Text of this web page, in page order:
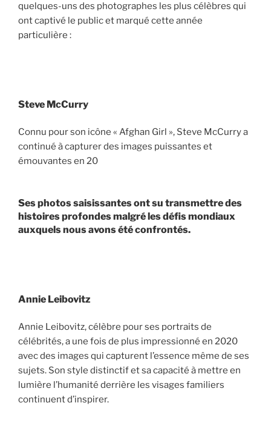
quelques-uns des photographes les plus célèbres qui
ont captivé le public et marqué cette année
particulière :
Steve McCurry
Connu pour son icône « Afghan Girl », Steve McCurry a
continué à capturer des images puissantes et
émouvantes en 20
Ses photos saisissantes ont su transmettre des
histoires profondes malgré les défis mondiaux
auxquels nous avons été confrontés.
Annie Leibovitz
Annie Leibovitz, célèbre pour ses portraits de
célébrités, a une fois de plus impressionné en 2020
avec des images qui capturent l’essence même de ses
sujets. Son style distinctif et sa capacité à mettre en
lumière l’humanité derrière les visages familiers
continuent d’inspirer.